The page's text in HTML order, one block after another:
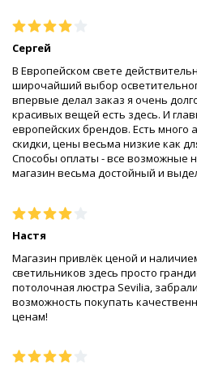
Сергей
В Европейском свете
широчайший выбор
впервые делал заказ я очень
красивых вещей есть здесь. И
европейских брендов. Есть много
скидки, цены весьма низкие как
Способы оплаты - все возможные
магазин весьма достойный и
Настя
Магазин привлёк ценой и
светильников здесь просто
потолочная люстра Sevilia,
возможность покупать
ценам!